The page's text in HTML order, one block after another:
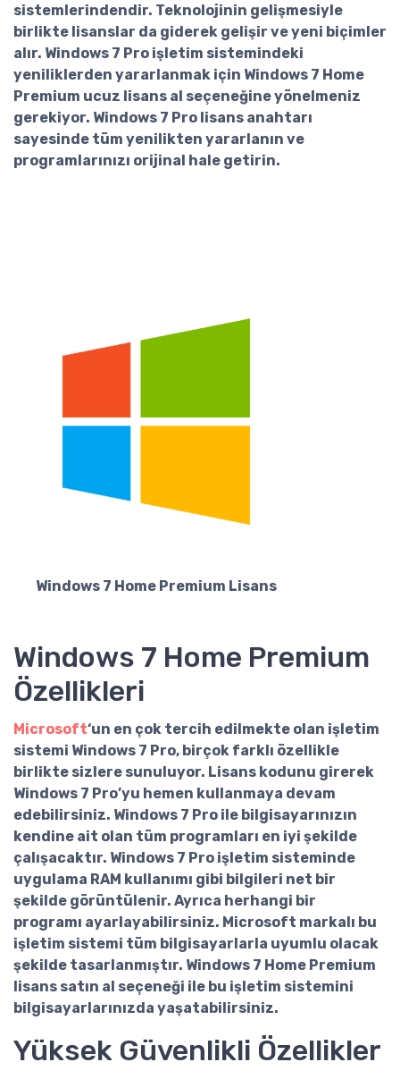
sistemlerindendir. Teknolojinin gelişmesiyle
birlikte lisanslar da giderek gelişir ve yeni biçimler
alır. Windows 7 Pro işletim sistemindeki
yeniliklerden yararlanmak için Windows 7 Home
Premium ucuz lisans al seçeneğine yönelmeniz
gerekiyor. Windows 7 Pro lisans anahtarı
sayesinde tüm yenilikten yararlanın ve
programlarınızı orijinal hale getirin.
Windows 7 Home Premium Lisans
Windows 7 Home Premium
Özellikleri
Microsoft‘un en çok tercih edilmekte olan işletim
sistemi Windows 7 Pro, birçok farklı özellikle
birlikte sizlere sunuluyor. Lisans kodunu girerek
Windows 7 Pro’yu hemen kullanmaya devam
edebilirsiniz. Windows 7 Pro ile bilgisayarınızın
kendine ait olan tüm programları en iyi şekilde
çalışacaktır. Windows 7 Pro işletim sisteminde
uygulama RAM kullanımı gibi bilgileri net bir
şekilde görüntülenir. Ayrıca herhangi bir
programı ayarlayabilirsiniz. Microsoft markalı bu
işletim sistemi tüm bilgisayarlarla uyumlu olacak
şekilde tasarlanmıştır. Windows 7 Home Premium
lisans satın al seçeneği ile bu işletim sistemini
bilgisayarlarınızda yaşatabilirsiniz.
Yüksek Güvenlikli Özellikler